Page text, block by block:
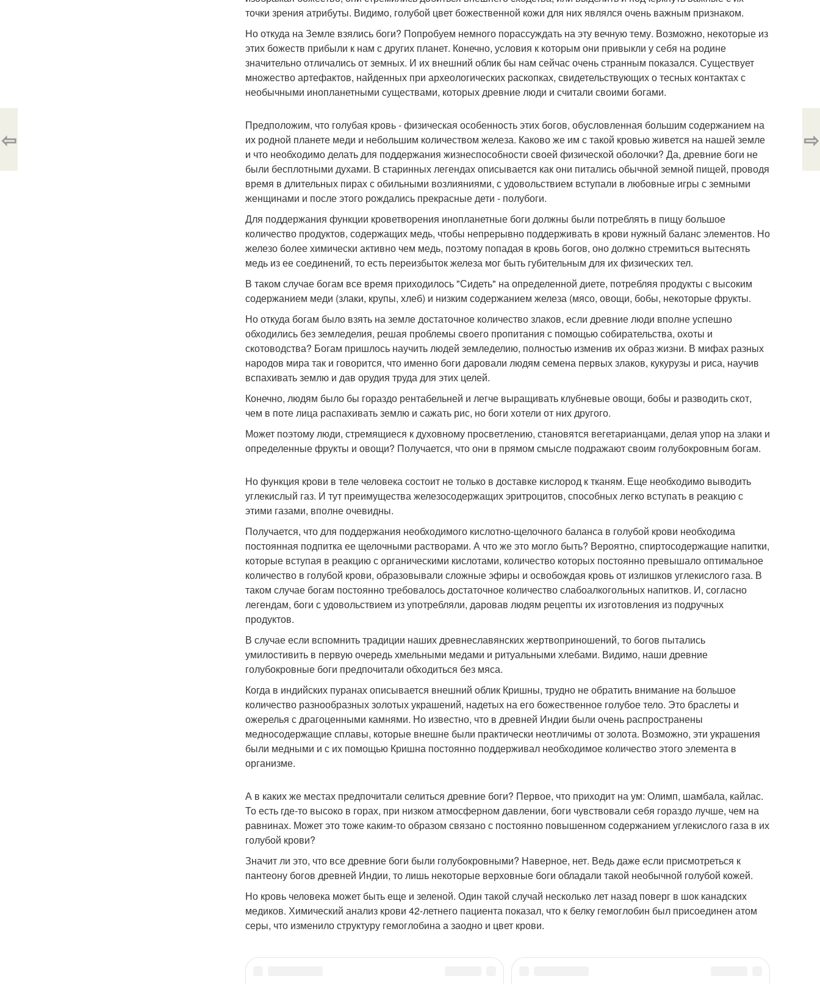
точки зрения атрибуты. Видимо, голубой цвет божественной кожи для них являлся очень важным признаком.
Но откуда на Земле взялись боги? Попробуем немного порассуждать на эту вечную тему. Возможно, некоторые из
этих божеств прибыли к нам с других планет. Конечно, условия к которым они привыкли у себя на родине
значительно отличались от земных. И их внешний облик бы нам сейчас очень странным показался. Существует
множество артефактов, найденных при археологических раскопках, свидетельствующих о тесных контактах с
необычными инопланетными существами, которых древние люди и считали своими богами.
Предположим, что голубая кровь - физическая особенность этих богов, обусловленная большим содержанием на
их родной планете меди и небольшим количеством железа. Каково же им с такой кровью живется на нашей земле
и что необходимо делать для поддержания жизнеспособности своей физической оболочки? Да, древние боги не
были бесплотными духами. В старинных легендах описывается как они питались обычной земной пищей, проводя
время в длительных пирах с обильными возлияниями, с удовольствием вступали в любовные игры с земными
женщинами и после этого рождались прекрасные дети - полубоги.
Для поддержания функции кроветворения инопланетные боги должны были потреблять в пищу большое
количество продуктов, содержащих медь, чтобы непрерывно поддерживать в крови нужный баланс элементов. Но
железо более химически активно чем медь, поэтому попадая в кровь богов, оно должно стремиться вытеснять
медь из ее соединений, то есть переизбыток железа мог быть губительным для их физических тел.
В таком случае богам все время приходилось "Сидеть" на определенной диете, потребляя продукты с высоким
содержанием меди (злаки, крупы, хлеб) и низким содержанием железа (мясо, овощи, бобы, некоторые фрукты.
Но откуда богам было взять на земле достаточное количество злаков, если древние люди вполне успешно
обходились без земледелия, решая проблемы своего пропитания с помощью собирательства, охоты и
скотоводства? Богам пришлось научить людей земледелию, полностью изменив их образ жизни. В мифах разных
народов мира так и говорится, что именно боги даровали людям семена первых злаков, кукурузы и риса, научив
вспахивать землю и дав орудия труда для этих целей.
Конечно, людям было бы гораздо рентабельней и легче выращивать клубневые овощи, бобы и разводить скот,
чем в поте лица распахивать землю и сажать рис, но боги хотели от них другого.
Может поэтому люди, стремящиеся к духовному просветлению, становятся вегетарианцами, делая упор на злаки и
определенные фрукты и овощи? Получается, что они в прямом смысле подражают своим голубокровным богам.
Но функция крови в теле человека состоит не только в доставке кислород к тканям. Еще необходимо выводить
углекислый газ. И тут преимущества железосодержащих эритроцитов, способных легко вступать в реакцию с
этими газами, вполне очевидны.
Получается, что для поддержания необходимого кислотно-щелочного баланса в голубой крови необходима
постоянная подпитка ее щелочными растворами. А что же это могло быть? Вероятно, спиртосодержащие напитки,
которые вступая в реакцию с органическими кислотами, количество которых постоянно превышало оптимальное
количество в голубой крови, образовывали сложные эфиры и освобождая кровь от излишков углекислого газа. В
таком случае богам постоянно требовалось достаточное количество слабоалкогольных напитков. И, согласно
легендам, боги с удовольствием из употребляли, даровав людям рецепты их изготовления из подручных
продуктов.
В случае если вспомнить традиции наших древнеславянских жертвоприношений, то богов пытались
умилостивить в первую очередь хмельными медами и ритуальными хлебами. Видимо, наши древние
голубокровные боги предпочитали обходиться без мяса.
Когда в индийских пуранах описывается внешний облик Кришны, трудно не обратить внимание на большое
количество разнообразных золотых украшений, надетых на его божественное голубое тело. Это браслеты и
ожерелья с драгоценными камнями. Но известно, что в древней Индии были очень распространены
медносодержащие сплавы, которые внешне были практически неотличимы от золота. Возможно, эти украшения
были медными и с их помощью Кришна постоянно поддерживал необходимое количество этого элемента в
организме.
А в каких же местах предпочитали селиться древние боги? Первое, что приходит на ум: Олимп, шамбала, кайлас.
То есть где-то высоко в горах, при низком атмосферном давлении, боги чувствовали себя гораздо лучше, чем на
равнинах. Может это тоже каким-то образом связано с постоянно повышенном содержанием углекислого газа в их
голубой крови?
Значит ли это, что все древние боги были голубокровными? Наверное, нет. Ведь даже если присмотреться к
пантеону богов древней Индии, то лишь некоторые верховные боги обладали такой необычной голубой кожей.
Но кровь человека может быть еще и зеленой. Один такой случай несколько лет назад поверг в шок канадских
медиков. Химический анализ крови 42-летнего пациента показал, что к белку гемоглобин был присоединен атом
серы, что изменило структуру гемоглобина а заодно и цвет крови.
⇦ ⇨